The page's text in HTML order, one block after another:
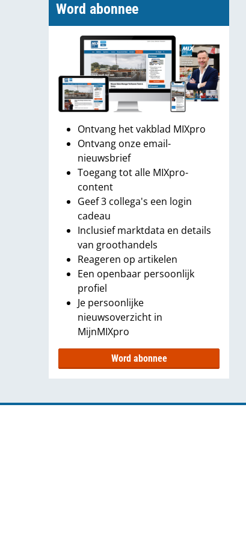
Word abonnee
Ontvang het vakblad MIXpro
Ontvang onze email-
nieuwsbrief
Toegang tot alle MIXpro-
content
Geef 3 collega's een login
cadeau
Inclusief marktdata en details
van groothandels
Reageren op artikelen
Een openbaar persoonlijk
profiel
Je persoonlijke
nieuwsoverzicht in
MijnMIXpro
Word abonnee